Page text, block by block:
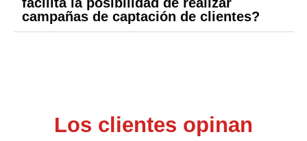
campañas de captación de clientes?
Los clientes opinan